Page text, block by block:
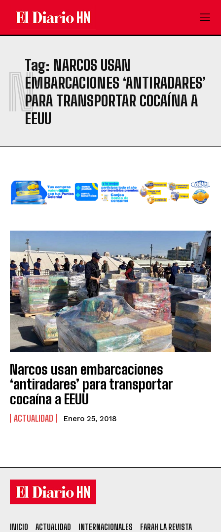
Tag: NARCOS USAN
EMBARCACIONES ‘ANTIRADARES’
PARA TRANSPORTAR COCAÍNA A
EEUU
N
Narcos usan embarcaciones
‘antiradares’ para transportar
cocaína a EEUU
ACTUALIDAD Enero 25, 2018
INICIO ACTUALIDAD INTERNACIONALES
FARAH LA REVISTA